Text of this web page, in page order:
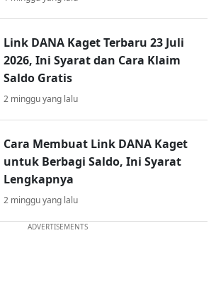
Link DANA Kaget Terbaru 23 Juli
2026, Ini Syarat dan Cara Klaim
Saldo Gratis
2 minggu yang lalu
Cara Membuat Link DANA Kaget
untuk Berbagi Saldo, Ini Syarat
Lengkapnya
2 minggu yang lalu
ADVERTISEMENTS